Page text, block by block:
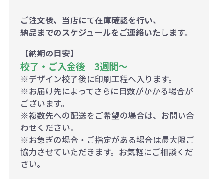
ご注文後、当店にて在庫確認を行い、
納品までのスケジュールをご連絡いたします。
【納期の目安】
校了・ご入金後 3週間～
※デザイン校了後に印刷工程へ入ります。
※お届け先によってさらに日数がかかる場合が
ございます。
※複数先への配送をご希望の場合は、お問い合
わせください。
※お急ぎの場合・ご指定がある場合は最大限ご
協力させていただきます。お気軽にご相談くだ
さい。